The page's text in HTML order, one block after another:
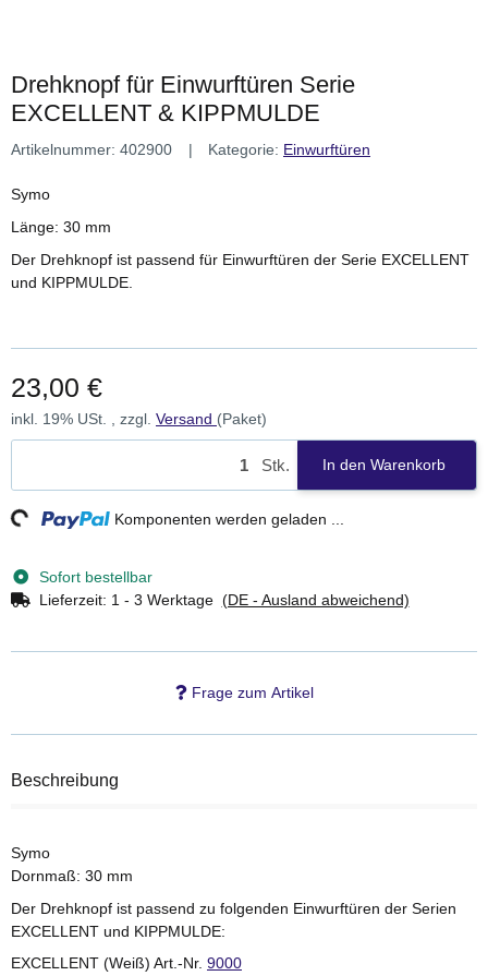
Drehknopf für Einwurftüren Serie
EXCELLENT & KIPPMULDE
Artikelnummer: 402900 Kategorie: Einwurftüren
Symo
Länge: 30 mm
Der Drehknopf ist passend für Einwurftüren der Serie EXCELLENT
und KIPPMULDE.
23,00 €
inkl. 19% USt. , zzgl. Versand (Paket)
Stk. In den Warenkorb
Komponenten werden geladen ...
Sofort bestellbar
Lieferzeit: 1 - 3 Werktage (DE - Ausland abweichend)
Frage zum Artikel
Beschreibung
Symo
Dornmaß: 30 mm
Der Drehknopf ist passend zu folgenden Einwurftüren der Serien
EXCELLENT und KIPPMULDE:
EXCELLENT (Weiß) Art.-Nr. 9000